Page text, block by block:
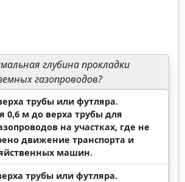
глубина прокладки
газопроводов?
трубы или футляра.
0,6 м до верха трубы для
на участках, где не
движение транспорта и
машин.
трубы или футляра.